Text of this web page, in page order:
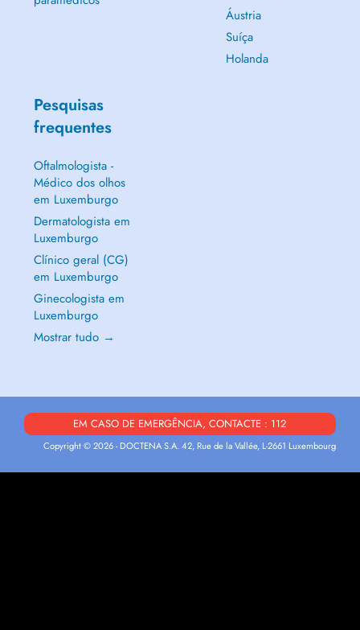
Áustria
Suíça
Holanda
Pesquisas
frequentes
Oftalmologista -
Médico dos olhos
em Luxemburgo
Dermatologista em
Luxemburgo
Clínico geral (CG)
em Luxemburgo
Ginecologista em
Luxemburgo
Mostrar tudo →
EM CASO DE EMERGÊNCIA, CONTACTE : 112
Copyright © 2026 - DOCTENA S.A. 42, Rue de la Vallée, L-2661 Luxembourg